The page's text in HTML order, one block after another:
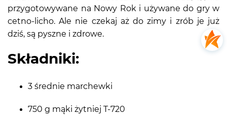
przygotowywane na Nowy Rok i używane do gry w
cetno-licho. Ale nie czekaj aż do zimy i zrób je już
dziś, są pyszne i zdrowe.
Składniki:
3 średnie marchewki
750 g mąki żytniej T-720